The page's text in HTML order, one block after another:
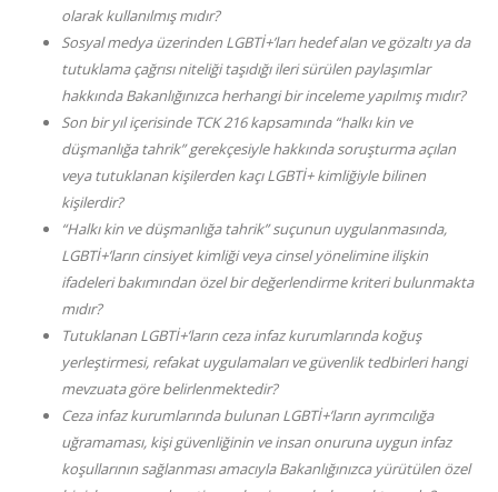
olarak kullanılmış mıdır?
Sosyal medya üzerinden LGBTİ+’ları hedef alan ve gözaltı ya da
tutuklama çağrısı niteliği taşıdığı ileri sürülen paylaşımlar
hakkında Bakanlığınızca herhangi bir inceleme yapılmış mıdır?
Son bir yıl içerisinde TCK 216 kapsamında “halkı kin ve
düşmanlığa tahrik” gerekçesiyle hakkında soruşturma açılan
veya tutuklanan kişilerden kaçı LGBTİ+ kimliğiyle bilinen
kişilerdir?
“Halkı kin ve düşmanlığa tahrik” suçunun uygulanmasında,
LGBTİ+’ların cinsiyet kimliği veya cinsel yönelimine ilişkin
ifadeleri bakımından özel bir değerlendirme kriteri bulunmakta
mıdır?
Tutuklanan LGBTİ+’ların ceza infaz kurumlarında koğuş
yerleştirmesi, refakat uygulamaları ve güvenlik tedbirleri hangi
mevzuata göre belirlenmektedir?
Ceza infaz kurumlarında bulunan LGBTİ+’ların ayrımcılığa
uğramaması, kişi güvenliğinin ve insan onuruna uygun infaz
koşullarının sağlanması amacıyla Bakanlığınızca yürütülen özel